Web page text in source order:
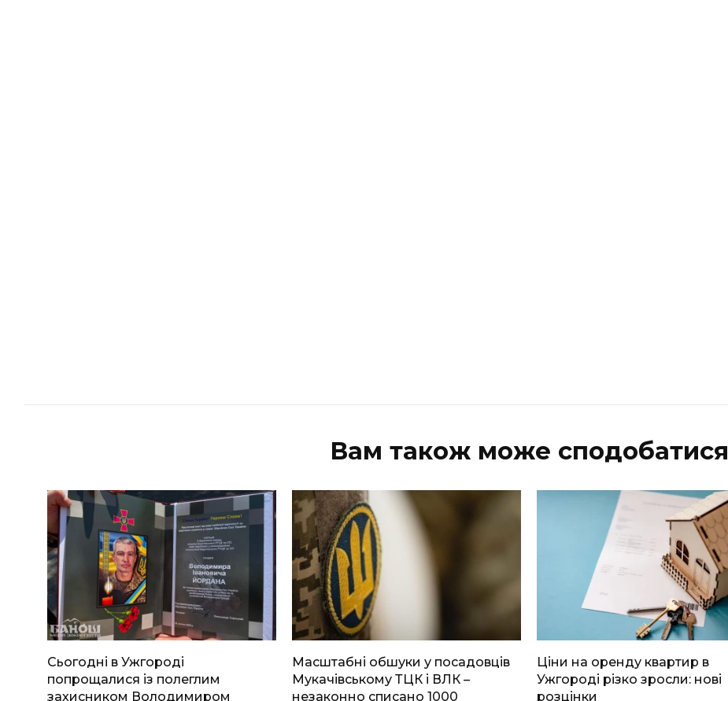
Вам також може сподобатися
Сьогодні в Ужгороді
попрощалися із полеглим
захисником Володимиром
Масштабні обшуки у посадовців
Мукачівському ТЦК і ВЛК –
незаконно списано 1000
Ціни на оренду квартир в
Ужгороді різко зросли: нові
розцінки